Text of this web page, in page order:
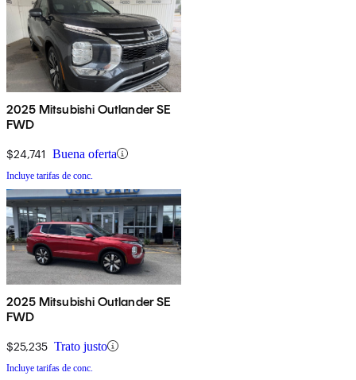
2025 Mitsubishi Outlander SE
FWD
$24,741 Buena oferta
Incluye tarifas de conc.
2025 Mitsubishi Outlander SE
FWD
$25,235 Trato justo
Incluye tarifas de conc.